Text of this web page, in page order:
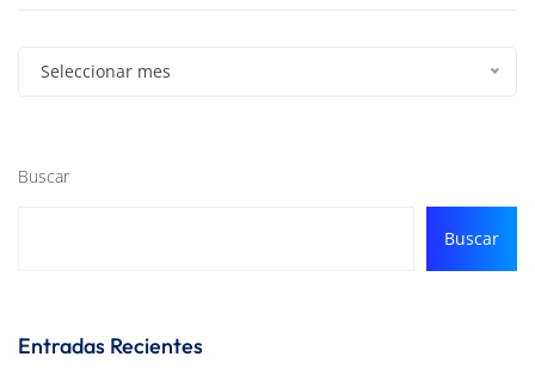
Seleccionar mes
Buscar
Buscar
Entradas Recientes